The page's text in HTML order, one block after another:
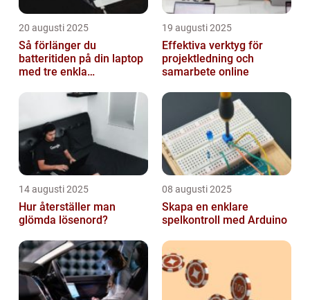
20 augusti 2025
Så förlänger du
batteritiden på din laptop
med tre enkla
19 augusti 2025
Effektiva verktyg för
projektledning och
samarbete online
14 augusti 2025
Hur återställer man
glömda lösenord?
08 augusti 2025
Skapa en enklare
spelkontroll med Arduino